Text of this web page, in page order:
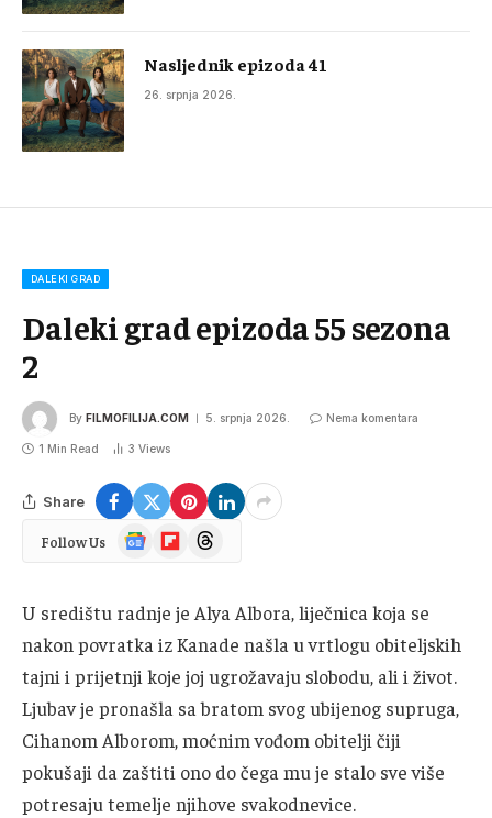
Nasljednik epizoda 41
26. srpnja 2026.
DALEKI GRAD
Daleki grad epizoda 55 sezona
2
By FILMOFILIJA.COM 5. srpnja 2026. Nema komentara
1 Min Read 3 Views
Share
Follow Us
Google
News
FlipboardThreads
U središtu radnje je Alya Albora, liječnica koja se
nakon povratka iz Kanade našla u vrtlogu obiteljskih
tajni i prijetnji koje joj ugrožavaju slobodu, ali i život.
Ljubav je pronašla sa bratom svog ubijenog supruga,
Cihanom Alborom, moćnim vođom obitelji čiji
pokušaji da zaštiti ono do čega mu je stalo sve više
potresaju temelje njihove svakodnevice.